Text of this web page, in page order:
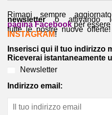
Rimani sempre
newslettero attivando
pagina Facebookper
tutte le nostre nuove
INSTAGRAM!
Inserisci qui il tuo indirizzo
Riceverai istantaneamente
Newsletter
Indirizzo email: